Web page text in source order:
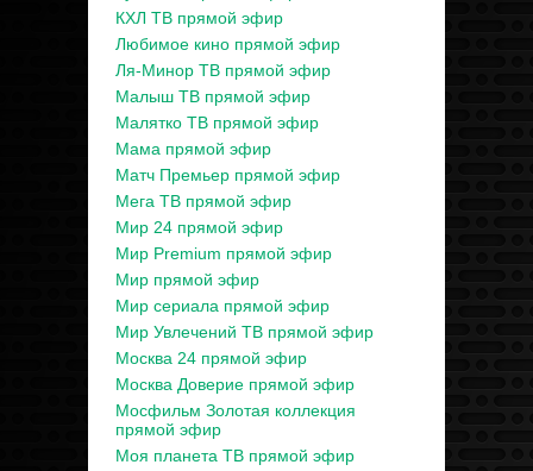
КХЛ ТВ прямой эфир
Любимое кино прямой эфир
Ля-Минор ТВ прямой эфир
Малыш ТВ прямой эфир
Малятко ТВ прямой эфир
Мама прямой эфир
Матч Премьер прямой эфир
Мега ТВ прямой эфир
Мир 24 прямой эфир
Мир Premium прямой эфир
Мир прямой эфир
Мир сериала прямой эфир
Мир Увлечений ТВ прямой эфир
Москва 24 прямой эфир
Москва Доверие прямой эфир
Мосфильм Золотая коллекция
прямой эфир
Моя планета ТВ прямой эфир